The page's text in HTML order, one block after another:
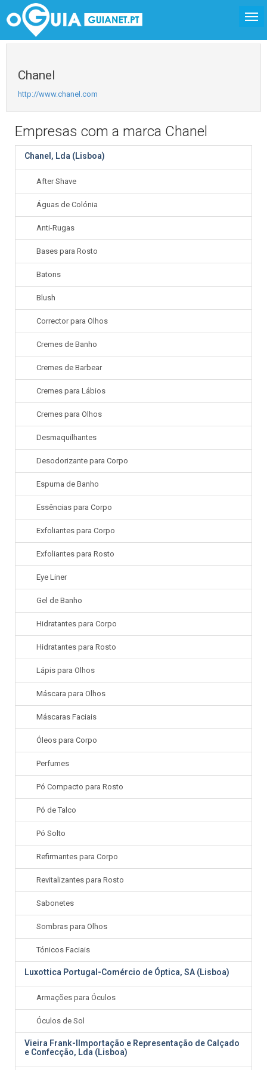
Chanel
http://www.chanel.com
Empresas com a marca Chanel
Chanel, Lda (Lisboa)
After Shave
Águas de Colónia
Anti-Rugas
Bases para Rosto
Batons
Blush
Corrector para Olhos
Cremes de Banho
Cremes de Barbear
Cremes para Lábios
Cremes para Olhos
Desmaquilhantes
Desodorizante para Corpo
Espuma de Banho
Essências para Corpo
Exfoliantes para Corpo
Exfoliantes para Rosto
Eye Liner
Gel de Banho
Hidratantes para Corpo
Hidratantes para Rosto
Lápis para Olhos
Máscara para Olhos
Máscaras Faciais
Óleos para Corpo
Perfumes
Pó Compacto para Rosto
Pó de Talco
Pó Solto
Refirmantes para Corpo
Revitalizantes para Rosto
Sabonetes
Sombras para Olhos
Tónicos Faciais
Luxottica Portugal-Comércio de Óptica, SA (Lisboa)
Armações para Óculos
Óculos de Sol
Vieira Frank-IImportação e Representação de Calçado
e Confecção, Lda (Lisboa)